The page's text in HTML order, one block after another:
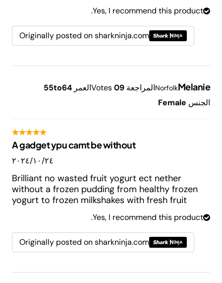
Yes, I recommend this product.
Originally posted on sharkninja.com
Melanie
Norfolkالمراجعة 9
Votes 0 العمر 55to64
الجنس Female
A gadget ypu camt be without
٢٤‏/١٠‏/٢٠٢٤
Brilliant no wasted fruit yogurt ect nether
without a frozen pudding from healthy frozen
yogurt to frozen milkshakes with fresh fruit
Yes, I recommend this product.
Originally posted on sharkninja.com